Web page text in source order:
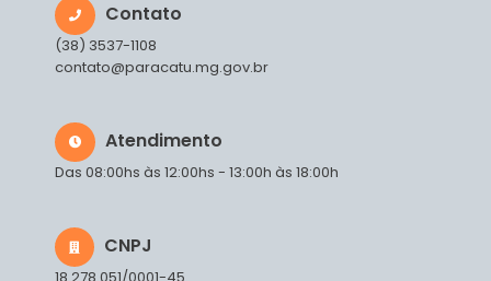
Contato
(38) 3537-1108
contato@paracatu.mg.gov.br
Atendimento
Das 08:00hs às 12:00hs - 13:00h às 18:00h
CNPJ